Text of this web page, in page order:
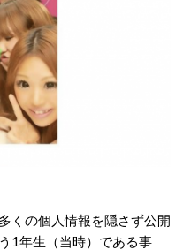
くの個人情報を隠さず公開
1年生（当時）である事